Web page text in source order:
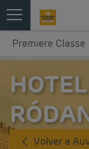
Premiere Classe
Volver a